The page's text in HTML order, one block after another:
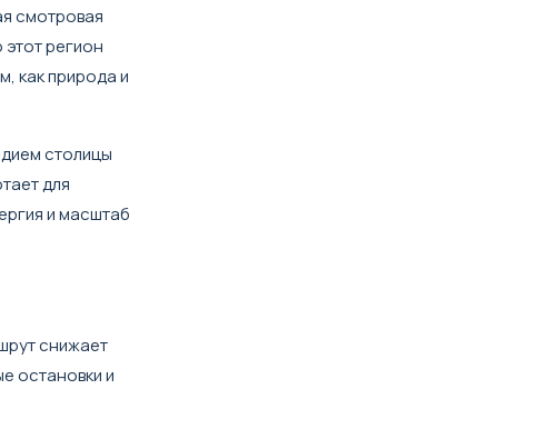
смотровая
регион
как природа и
столицы
для
и масштаб
снижает
остановки и